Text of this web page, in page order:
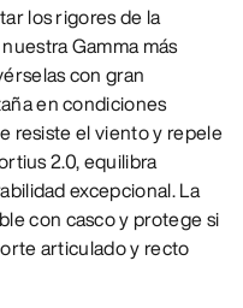
los rigores de la
Gamma más
con gran
en condiciones
resiste el viento y repele
2.0, equilibra
excepcional. La
con casco y protege si
articulado y recto